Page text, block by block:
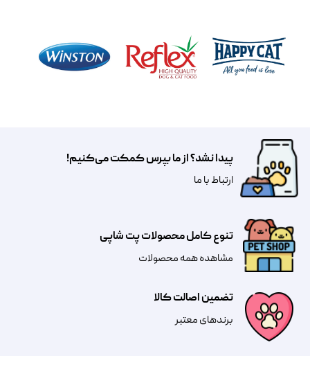
تضمین اصالت کالا
​​برندهای معتبر​​​​​​​
تنوع کامل محصولات پت شاپی
مشاهده همه محصولات
پیدا نشد؟ از ما بپرس کمکت می‌کنیم!
​​​ارتباط با ما